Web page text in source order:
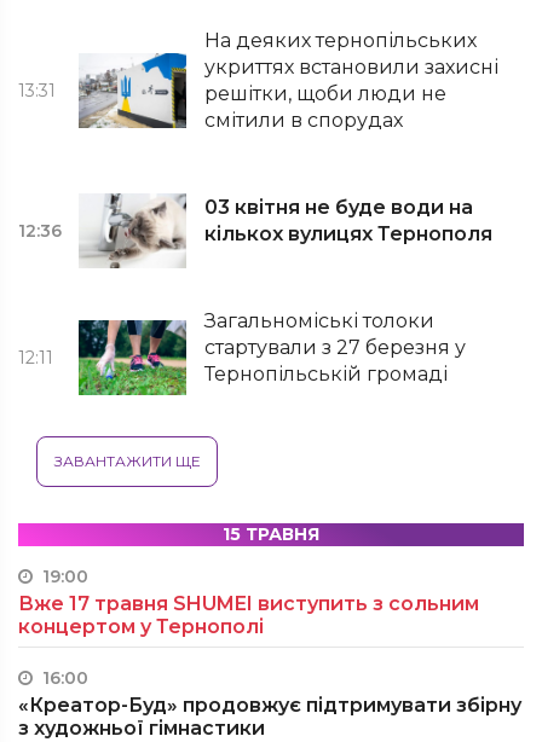
13:31
На деяких тернопільських
укриттях встановили захисні
решітки, щоби люди не
смітили в спорудах
12:36
03 квітня не буде води на
кількох вулицях Тернополя
12:11
Загальноміські толоки
стартували з 27 березня у
Тернопільській громаді
ЗАВАНТАЖИТИ ЩЕ
15 ТРАВНЯ
19:00
Вже 17 травня SHUMEI виступить з сольним
концертом у Тернополі
16:00
«Креатор-Буд» продовжує підтримувати збірну
з художньої гімнастики